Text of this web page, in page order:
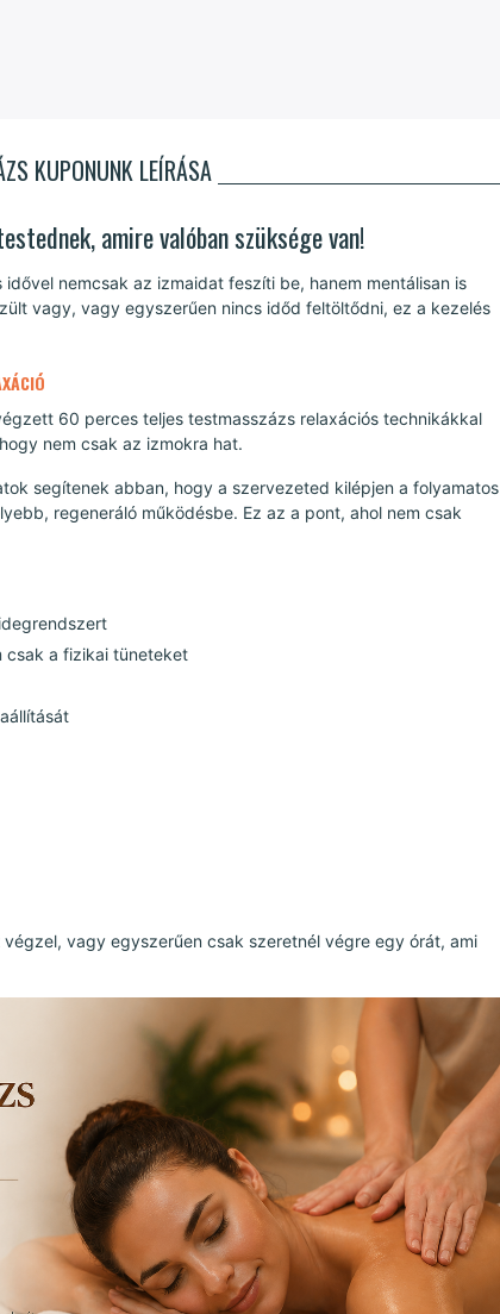
KUPONUNK LEÍRÁSA
amire valóban szüksége van!
nemcsak az izmaidat feszíti be, hanem mentálisan is
vagy, vagy egyszerűen nincs időd feltöltődni, ez a kezelés
60 perces teljes testmasszázs relaxációs technikákkal
nem csak az izmokra hat.
segítenek abban, hogy a szervezeted kilépjen a folyamatos
regeneráló működésbe. Ez az a pont, ahol nem csak
csak a fizikai tüneteket
vagy egyszerűen csak szeretnél végre egy órát, ami